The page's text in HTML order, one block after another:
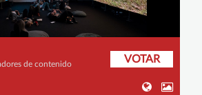
de contenido VOTAR